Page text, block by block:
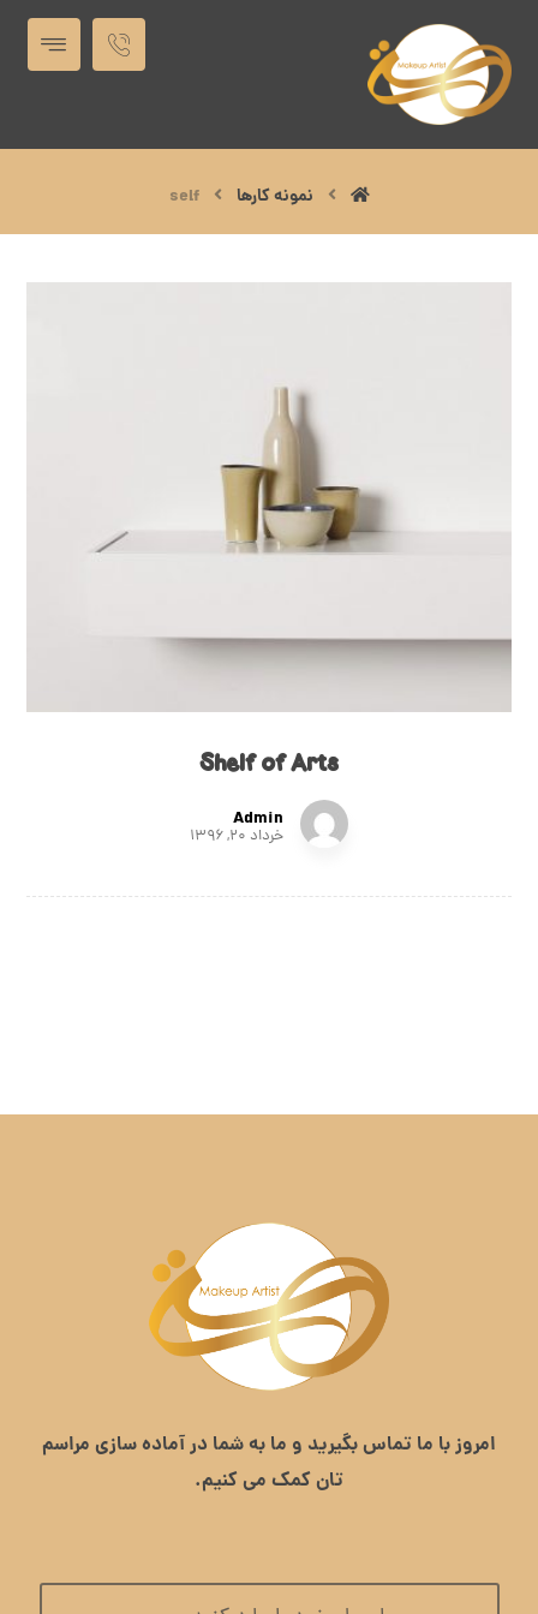
نمونه کارها self
Shelf of Arts
Admin
خرداد ۲۰, ۱۳۹۶
امروز با ما تماس بگیرید و ما به شما در آماده سازی مراسم
تان کمک می کنیم.